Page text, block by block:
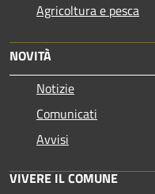
Agricoltura e pesca
NOVITÀ
Notizie
Comunicati
Avvisi
VIVERE IL COMUNE